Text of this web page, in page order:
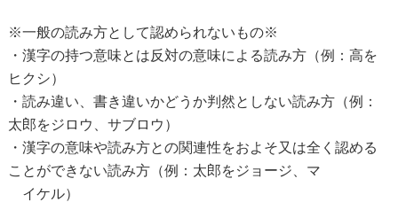
※一般の読み方として認められないもの※
・漢字の持つ意味とは反対の意味による読み方（例：高を
ヒクシ）
・読み違い、書き違いかどうか判然としない読み方（例：
太郎をジロウ、サブロウ）
・漢字の意味や読み方との関連性をおよそ又は全く認める
ことができない読み方（例：太郎をジョージ、マ
イケル）